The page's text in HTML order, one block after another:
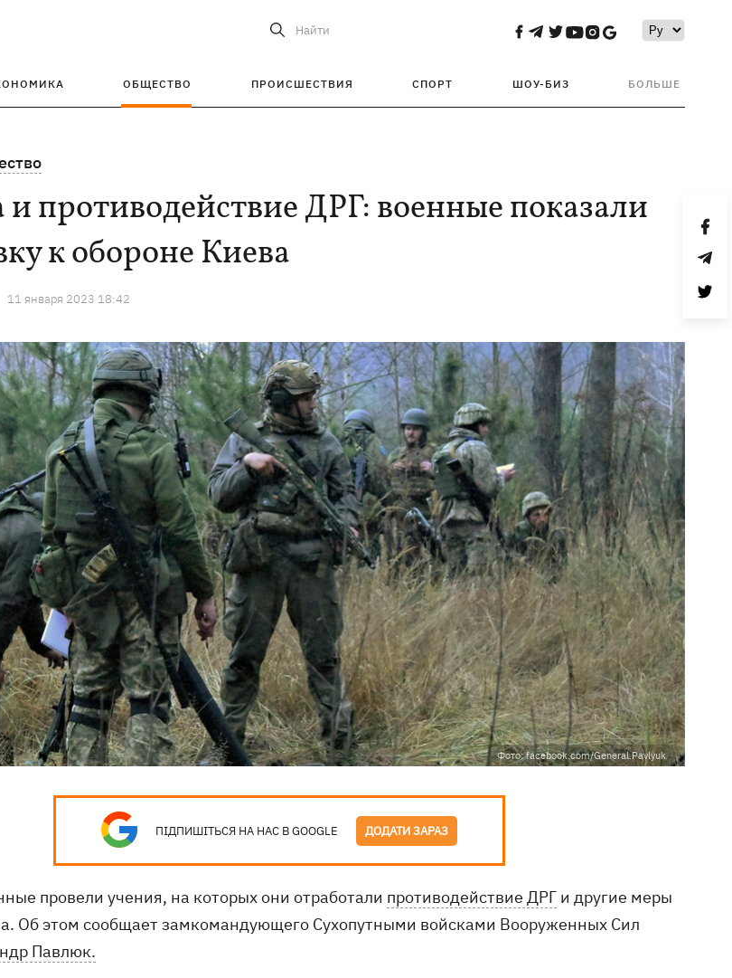
Найти
ОБЩЕСТВО ПРОИСШЕСТВИЯ СПОРТ ШОУ-БИЗ БОЛЬШЕ
и противодействие ДРГ: военные показали
к обороне Киева
11 января 2023 18:42
Фото: facebook.com/General.Pavlyuk
ПІДПИШІТЬСЯ НА НАС В GOOGLE ДОДАТИ ЗАРАЗ
провели учения, на которых они отработали противодействие ДРГ и другие меры
Об этом сообщает замкомандующего Сухопутными войсками Вооруженных Сил
Павлюк.